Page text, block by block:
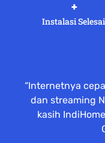
Instalasi Selesai
+
“Internetnya
dan streaming
kasih